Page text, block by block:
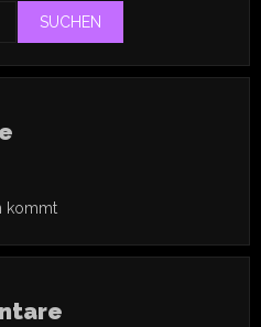
SUCHEN
kommt